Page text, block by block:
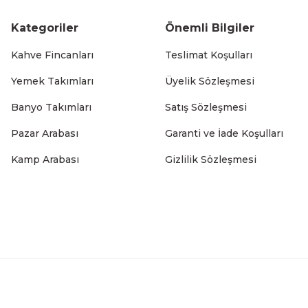
787,50 TL
699,99 TL
Paslanmaz Çelik Gold Altıgen Sebze Meyve Pirinç
Kategoriler
Kahve Fincanları
Yemek Takımları
Banyo Takımları
Pazar Arabası
Kamp Arabası
Önemli Bilgiler
Teslimat Koşulları
Üyelik Sözleşmesi
Satış Sözleşmesi
Garanti ve İade Koşulları
Gizlilik Sözleşmesi